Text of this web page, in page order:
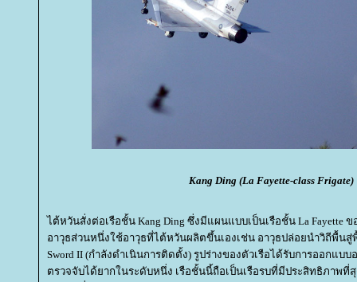
Kang Ding (La Fayette-class Frigate)
ไต้หวันสั่งต่อเรือชั้น Kang Ding ซึ่งมีแผนแบบเป็นเรือชั้น La Fayette
อาวุธส่วนหนึ่งใช้อาวุธที่ไต้หวันผลิตขึ้นเองเช่น อาวุธปล่อยนำวิถีพื้นสู่
Sword II (กำลังดำเนินการติดตั้ง) รูปร่างของตัวเรือได้รับการออกแ
ตรวจจับได้ยากในระดับหนึ่ง เรือชั้นนี้ถือเป็นเรือรบที่มีประสิทธิภาพ